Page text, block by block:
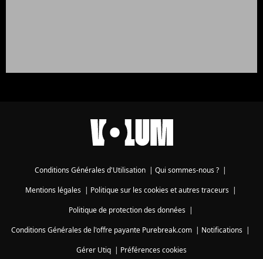
Conditions Générales d'Utilisation | Qui sommes-nous ? |
Mentions légales| Politique sur les cookies et autres traceurs|
Politique de protection des données|
Conditions Générales de l'offre payante Purebreak.com | Notifications |
Gérer Utiq | Préférences cookies